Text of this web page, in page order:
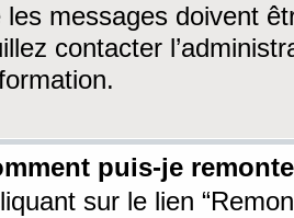
les messages doivent
contacter
puis-je
sur le lien